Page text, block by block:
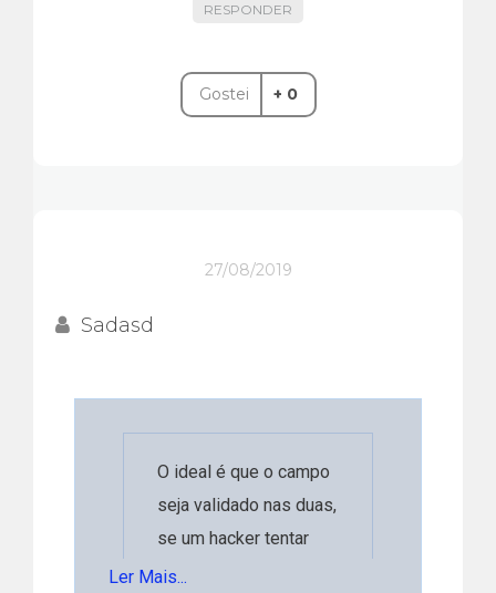
RESPONDER
Gostei + 0
27/08/2019
Sadasd
O ideal é que o campo
seja validado nas duas,
se um hacker tentar
fazer uma script
Ler Mais...